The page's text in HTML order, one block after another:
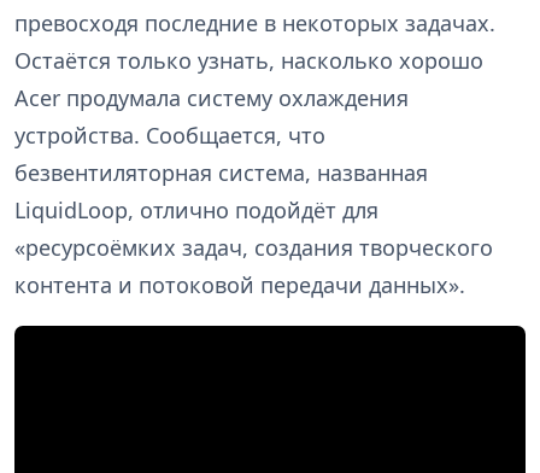
превосходя последние в некоторых задачах.
Остаётся только узнать, насколько хорошо
Acer продумала систему охлаждения
устройства. Сообщается, что
безвентиляторная система, названная
LiquidLoop, отлично подойдёт для
«ресурсоёмких задач, создания творческого
контента и потоковой передачи данных».